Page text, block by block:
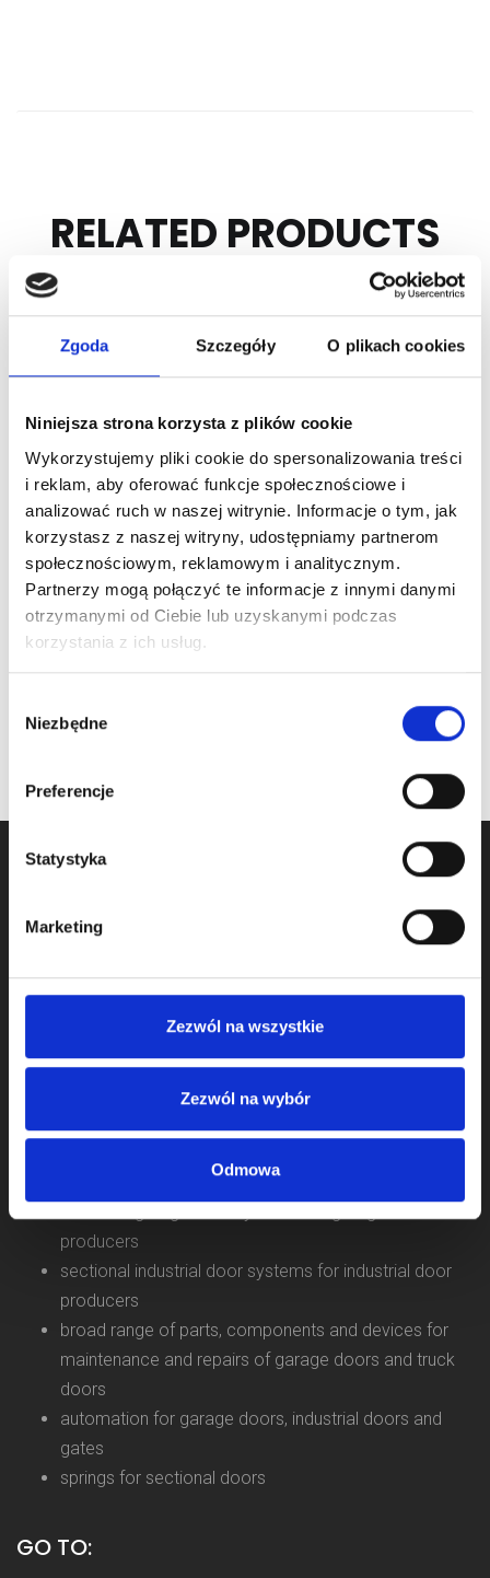
Zgoda Szczegóły O plikach cookies
Niniejsza strona korzysta z plików cookie
Wykorzystujemy pliki cookie do spersonalizowania treści
i reklam, aby oferować funkcje społecznościowe i
analizować ruch w naszej witrynie. Informacje o tym, jak
korzystasz z naszej witryny, udostępniamy partnerom
społecznościowym, reklamowym i analitycznym.
Partnerzy mogą połączyć te informacje z innymi danymi
otrzymanymi od Ciebie lub uzyskanymi podczas
korzystania z ich usług.
zgody
Niezbędne
Preferencje
Statystyka
Marketing
Zezwól na wszystkie
Zezwól na wybór
Odmowa
RELATED PRODUCTS
ARTICLE:217410
Side seal / top seal,
L=2225mm
Price inc. VAT
6.20 € / piece
ARTICLE: 217408
Side seal / top seal,
L=2100mm
Price inc. VAT
We started activity in door component business in 2009
and we operate as KOMPONENTY DO BRAM Sp. z o.o.
from 2011.
producers
sectional industrial door systems for industrial door
producers
broad range of parts, components and devices for
maintenance and repairs of garage doors and truck
doors
automation for garage doors, industrial doors and
gates
springs for sectional doors
GO TO: